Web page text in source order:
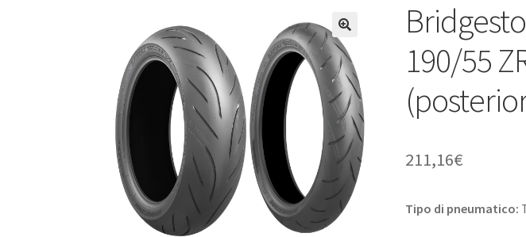
190/55
211,16€
Tipo di pneumatico: